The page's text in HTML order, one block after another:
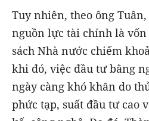
Tuy nhiên, theo ông
nguồn lực tài chính là vốn
sách Nhà nước chiếm
khi đó, việc đầu tư bằng
ngày càng khó khăn do
phức tạp, suất đầu tư cao